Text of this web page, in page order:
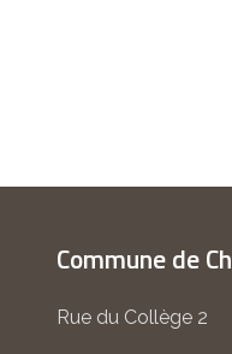
Commune de
Rue du Collège 2